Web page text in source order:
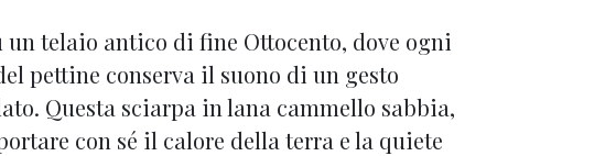
un telaio antico di fine Ottocento, dove ogni
pettine conserva il suono di un gesto
Questa sciarpa in lana cammello sabbia,
con sé il calore della terra e la quiete